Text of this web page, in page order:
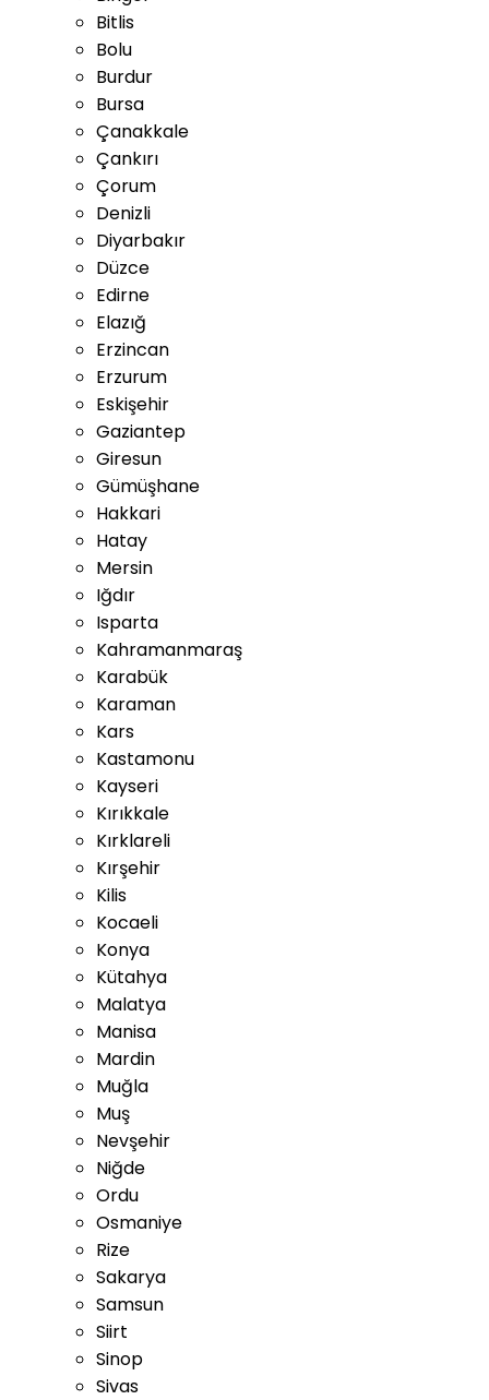
Bitlis
Bolu
Burdur
Bursa
Çanakkale
Çankırı
Çorum
Denizli
Diyarbakır
Düzce
Edirne
Elazığ
Erzincan
Erzurum
Eskişehir
Gaziantep
Giresun
Gümüşhane
Hakkari
Hatay
Mersin
Iğdır
Isparta
Kahramanmaraş
Karabük
Karaman
Kars
Kastamonu
Kayseri
Kırıkkale
Kırklareli
Kırşehir
Kilis
Kocaeli
Konya
Kütahya
Malatya
Manisa
Mardin
Muğla
Muş
Nevşehir
Niğde
Ordu
Osmaniye
Rize
Sakarya
Samsun
Siirt
Sinop
Sivas